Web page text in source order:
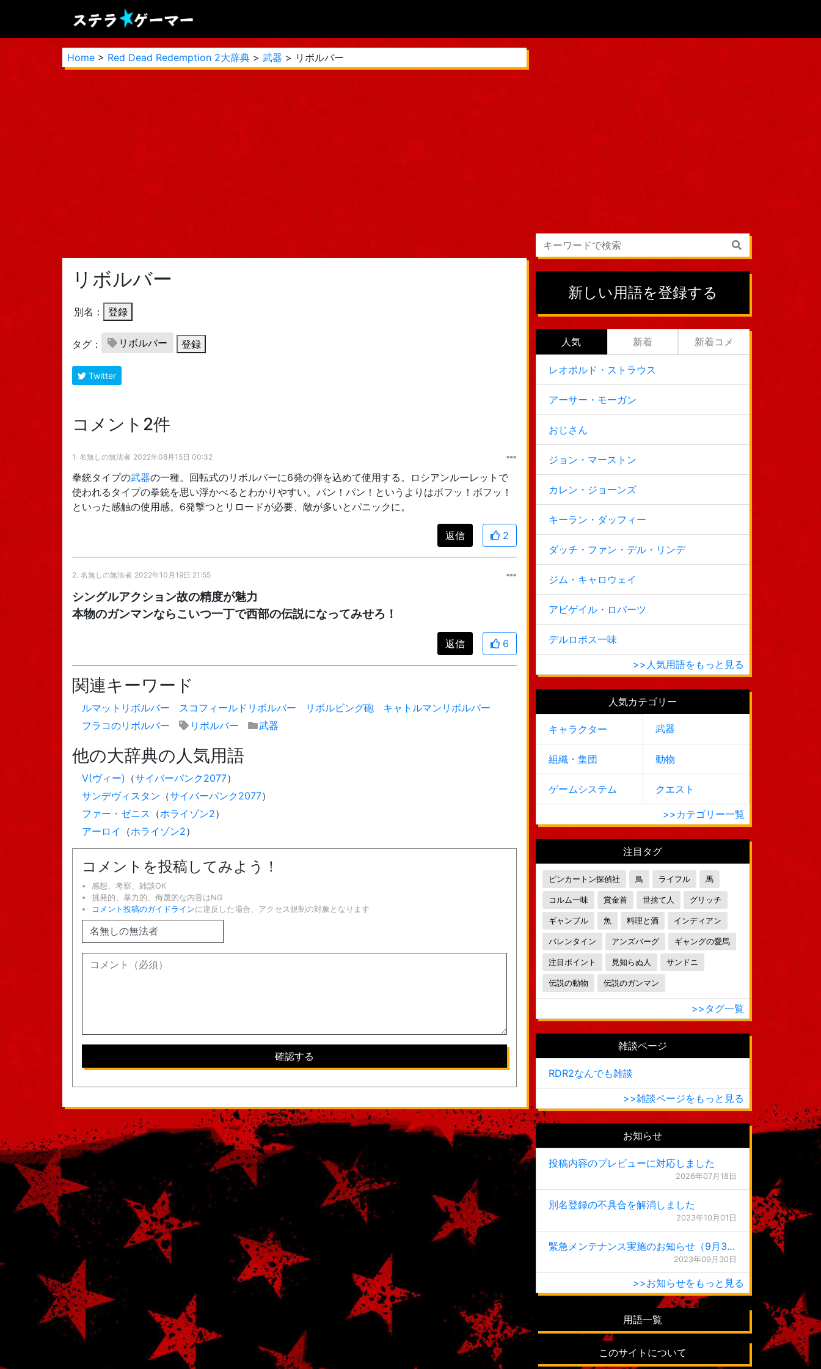
Home > Red Dead Redemption 2大辞典 > 武器 > リボルバー
リボルバー
別名： 登録
タグ： リボルバー 登録
Twitter
コメント2件
1. 名無しの無法者 2022年08月15日 00:32
拳銃タイプの武器の一種。回転式のリボルバーに6発の弾を込めて使用する。ロシアンルーレットで
使われるタイプの拳銃を思い浮かべるとわかりやすい。パン！パン！というよりはボフッ！ボフッ！
といった感触の使用感。6発撃つとリロードが必要、敵が多いとパニックに。
返信 2
2. 名無しの無法者 2022年10月19日 21:55
シングルアクション故の精度が魅力
本物のガンマンならこいつ一丁で西部の伝説になってみせろ！
返信 6
関連キーワード
ルマットリボルバー スコフィールドリボルバー リボルビング砲
キャトルマンリボルバー
フラコのリボルバー
リボルバー 武器
他の大辞典の人気用語
V(ヴィー) （サイバーパンク2077）
サンデヴィスタン （サイバーパンク2077）
ファー・ゼニス （ホライゾン2）
アーロイ
（ホライゾン2）
コメントを投稿してみよう！
感想、考察、雑談OK
挑発的、暴力的、侮蔑的な内容はNG
コメント投稿のガイドラインに違反した場合、アクセス規制の対象となります
新しい用語を登録する
人気 新着 新着コメ
レオポルド・ストラウス
アーサー・モーガン
おじさん
ジョン・マーストン
カレン・ジョーンズ
キーラン・ダッフィー
ダッチ・ファン・デル・リンデ
ジム・キャロウェイ
アビゲイル・ロバーツ
デルロボス一味
>>人気用語をもっと見る
人気カテゴリー
キャラクター 武器
組織・集団 動物
ゲームシステム クエスト
>>カテゴリー一覧
注目タグ
ピンカートン探偵社 鳥 ライフル 馬
コルム一味 賞金首 世捨て人 グリッチ
ギャンブル 魚 料理と酒 インディアン
バレンタイン アンズバーグ ギャングの愛馬
注目ポイント 見知らぬ人 サンドニ
伝説の動物 伝説のガンマン
>>タグ一覧
雑談ページ
RDR2なんでも雑談
>>雑談ページをもっと見る
お知らせ
投稿内容のプレビューに対応しました
2026年07月18日
別名登録の不具合を解消しました
2023年10月01日
緊急メンテナンス実施のお知らせ（9月30日 0:15更新）
2023年09月30日
>>お知らせをもっと見る
用語一覧
このサイトについて